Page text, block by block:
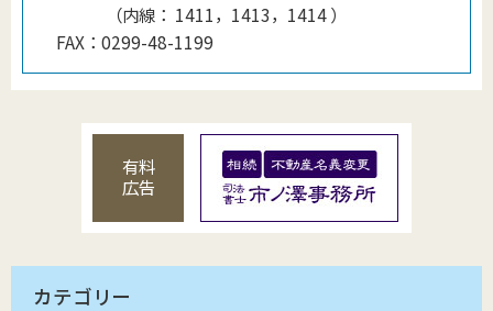
（内線 ： 1411，1413，1414）
FAX： 0299-48-1199
有料
広告
カテゴリー